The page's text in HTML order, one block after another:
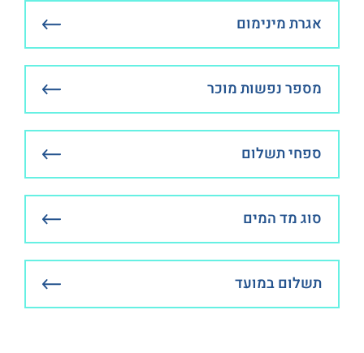
אגרת מינימום
מספר נפשות מוכר
ספחי תשלום
סוג מד המים
תשלום במועד